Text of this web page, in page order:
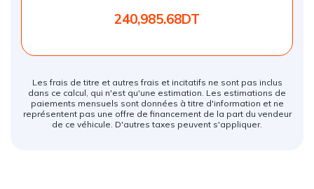
240,985.68DT
Les frais de titre et autres frais et incitatifs ne sont pas inclus
dans ce calcul, qui n'est qu'une estimation. Les estimations de
paiements mensuels sont données à titre d'information et ne
représentent pas une offre de financement de la part du vendeur
de ce véhicule. D'autres taxes peuvent s'appliquer.